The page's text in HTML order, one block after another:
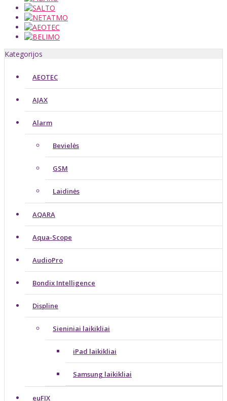
Kategorijos
AEOTEC
AJAX
Alarm
Bevielės
GSM
Laidinės
AQARA
Aqua-Scope
AudioPro
Bondix Intelligence
Displine
Sieniniai laikikliai
iPad laikikliai
Samsung laikikliai
euFIX